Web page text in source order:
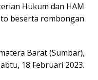
Hukum dan HAM
beserta rombongan.
Barat (Sumbar),
18 Februari 2023.